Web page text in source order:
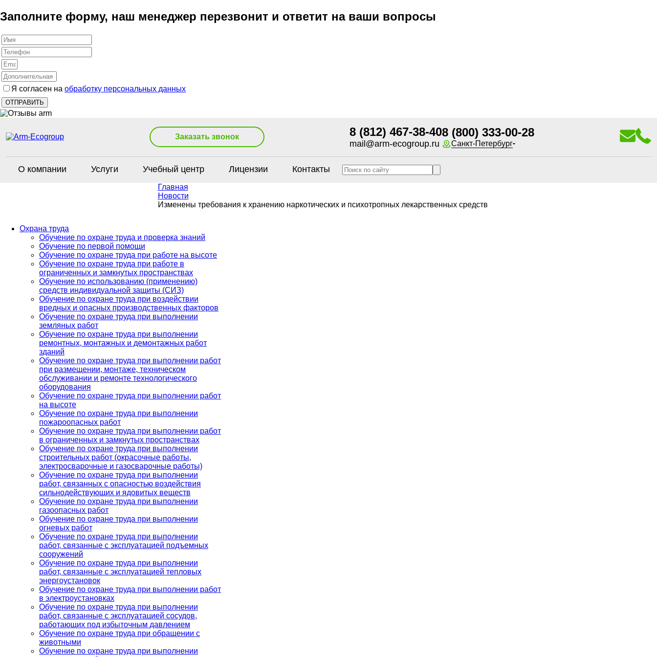
Заполните форму, наш менеджер перезвонит и ответит на ваши вопросы
Я согласен на обработку персональных данных
Заказать звонок 8 (812) 467-38-40
mail@arm-ecogroup.ru
8 (800) 333-00-28
Санкт-Петербург
О компании Услуги Учебный центр Лицензии Контакты
Главная
Новости
Изменены требования к хранению наркотических и психотропных лекарственных средств
Охрана труда
Обучение по охране труда и проверка знаний
Обучение по первой помощи
Обучение по охране труда при работе на высоте
Обучение по охране труда при работе в
ограниченных и замкнутых пространствах
Обучение по использованию (применению)
средств индивидуальной защиты (СИЗ)
Обучение по охране труда при воздействии
вредных и опасных производственных факторов
Обучение по охране труда при выполнении
земляных работ
Обучение по охране труда при выполнении
ремонтных, монтажных и демонтажных работ
зданий
Обучение по охране труда при выполнении работ
при размещении, монтаже, техническом
обслуживании и ремонте технологического
оборудования
Обучение по охране труда при выполнении работ
на высоте
Обучение по охране труда при выполнении
пожароопасных работ
Обучение по охране труда при выполнении работ
в ограниченных и замкнутых пространствах
Обучение по охране труда при выполнении
строительных работ (окрасочные работы,
электросварочные и газосварочные работы)
Обучение по охране труда при выполнении
работ, связанных с опасностью воздействия
сильнодействующих и ядовитых веществ
Обучение по охране труда при выполнении
газоопасных работ
Обучение по охране труда при выполнении
огневых работ
Обучение по охране труда при выполнении
работ, связанные с эксплуатацией подъемных
сооружений
Обучение по охране труда при выполнении
работ, связанные с эксплуатацией тепловых
энергоустановок
Обучение по охране труда при выполнении работ
в электроустановках
Обучение по охране труда при выполнении
работ, связанные с эксплуатацией сосудов,
работающих под избыточным давлением
Обучение по охране труда при обращении с
животными
Обучение по охране труда при выполнении